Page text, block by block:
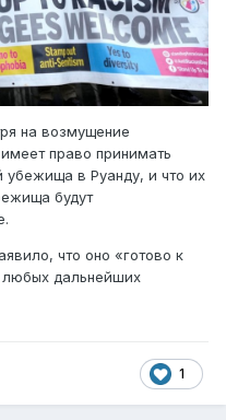
на возмущение
право принимать
в Руанду, и что их
будут
что оно «готово к
любых дальнейших
1